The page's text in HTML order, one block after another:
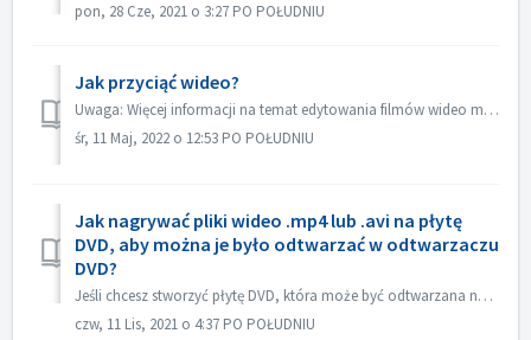
pon, 28 Cze, 2021 o 3:27 PO POŁUDNIU
Jak przyciąć wideo?
Uwaga: Więcej informacji na temat edytowania filmów wideo można znaleźć pod następującym łączem: Edytowanie filmów Kliknij poniższe łącze, aby uzyskać więc...
śr, 11 Maj, 2022 o 12:53 PO POŁUDNIU
Jak nagrywać pliki wideo .mp4 lub .avi na płytę
DVD, aby można je było odtwarzać w odtwarzaczu
DVD?
Jeśli chcesz stworzyć płytę DVD, która może być odtwarzana na odtwarzaczu DVD, musisz najpierw zapamiętać, jaki jest to format płyty. Istnieje zasadnicza ró...
czw, 11 Lis, 2021 o 4:37 PO POŁUDNIU